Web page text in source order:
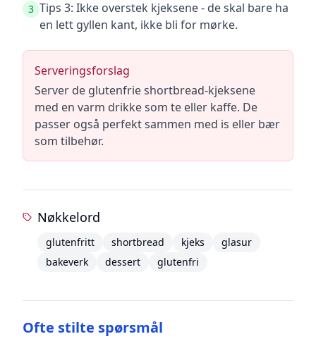
3 Tips 3: Ikke overstek kjeksene - de skal bare ha
en lett gyllen kant, ikke bli for mørke.
Serveringsforslag
Server de glutenfrie shortbread-kjeksene
med en varm drikke som te eller kaffe. De
passer også perfekt sammen med is eller bær
som tilbehør.
Nøkkelord
glutenfritt shortbread kjeks
glasur
bakeverk
dessert glutenfri
Ofte stilte spørsmål